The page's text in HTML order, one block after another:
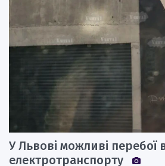
У Львові можливі перебої
електротранспорту